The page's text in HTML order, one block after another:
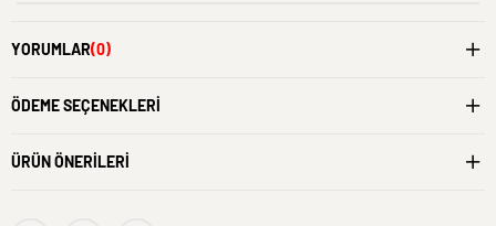
YORUMLAR(0)
ÖDEME SEÇENEKLERI
ÜRÜN ÖNERILERI